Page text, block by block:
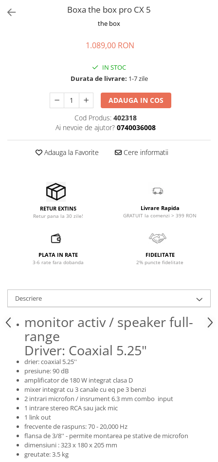
Accesorii de microfoane
Microfoane de broadcast
Microfoane de masurare si
Microfoane de studio
Microfoane de Suprafata
Microfoane de voce si live
Microfoane lavaliera si headset
Microfoane podcast, USB, iOS /
Microfoane Ribbon
Microfoane stereo
Microfoane wireless si sisteme
Stative de microfon
Studio si inregistrari
Accesorii de rack
Accesorii echipamente de studio
Clape MIDI
Controllere MIDI - USB DAW
Controllere monitoare de studio
Convertoare AD/DA
Interfete audio
Interfete MIDI si Cabluri Midi-USB
Microfoane de studio
Monitoare de studio
Pop filtre
Preamplificatoare
Protectii antifonice pentru urechi
Rack studio
Boxa the box pro CX 5
the box
1.089,00 RON
IN STOC
Durata de livrare: 1-7 zile
ADAUGA IN COS
Cod Produs: 402318
Ai nevoie de ajutor? 0740036008
Adauga la Favorite Cere informatii
RETUR EXTINS
Retur pana la 30 zile!
Livrare Rapida
GRATUIT la comenzi > 399 RON
PLATA IN RATE
3-6 rate fara dobanda
FIDELITATE
2% puncte fidelitate
Descriere
monitor activ / speaker full-
range
Driver: Coaxial 5.25"
drier: coaxial 5.25''
presiune: 90 dB
amplificator de 180 W integrat clasa D
mixer integrat cu 3 canale cu eq pe 3 benzi
2 intrari microfon / insrument 6.3 mm combo input
1 intrare stereo RCA sau jack mic
1 link out
frecvente de raspuns: 70 - 20,000 Hz
flansa de 3/8'' - permite montarea pe stative de microfon
dimensiuni : 323 x 180 x 205 mm
greutate: 3.5 kg